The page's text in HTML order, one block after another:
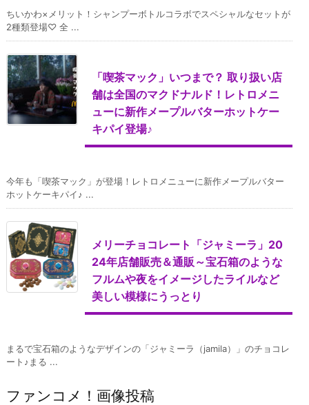
ちいかわ×メリット！シャンプーボトルコラボでスペシャルなセットが
2種類登場♡ 全 ...
「喫茶マック」いつまで？ 取り扱い店
舗は全国のマクドナルド！レトロメニ
ューに新作メープルバターホットケー
キパイ登場♪
今年も「喫茶マック」が登場！レトロメニューに新作メープルバター
ホットケーキパイ♪ ...
メリーチョコレート「ジャミーラ」20
24年店舗販売＆通販～宝石箱のような
フルムや夜をイメージしたライルなど
美しい模様にうっとり
まるで宝石箱のようなデザインの「ジャミーラ（jamila）」のチョコレ
ート♪まる ...
ファンコメ！画像投稿